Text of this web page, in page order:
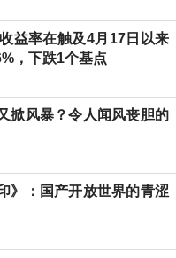
益率在触及4月17日以来
，下跌1个基点
掀风暴？令人闻风丧胆的
》：国产开放世界的青涩